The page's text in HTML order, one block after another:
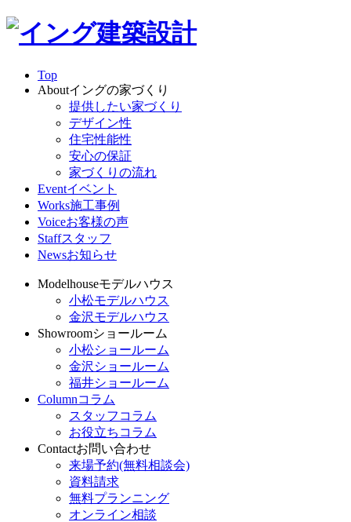
Top
Aboutイングの家づくり
提供したい家づくり
デザイン性
住宅性能性
安心の保証
家づくりの流れ
Eventイベント
Works施工事例
Voiceお客様の声
Staffスタッフ
Newsお知らせ
Modelhouseモデルハウス
小松モデルハウス
金沢モデルハウス
Showroomショールーム
小松ショールーム
金沢ショールーム
福井ショールーム
Columnコラム
スタッフコラム
お役立ちコラム
Contactお問い合わせ
来場予約(無料相談会)
資料請求
無料プランニング
オンライン相談